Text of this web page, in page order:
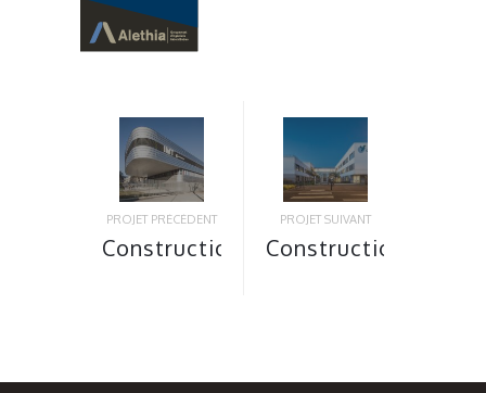
PROJET PRÉCÉDENT
Construction
sur le site
PROJET SUIVANT
Construction